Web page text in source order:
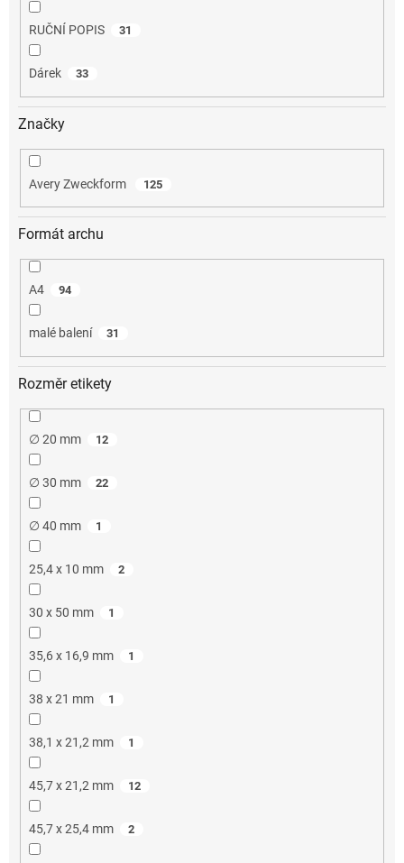
RUČNÍ POPIS 31
Dárek 33
Značky
Avery Zweckform 125
Formát archu
A4 94
malé balení 31
Rozměr etikety
∅ 20 mm 12
∅ 30 mm 22
∅ 40 mm 1
25,4 x 10 mm 2
30 x 50 mm 1
35,6 x 16,9 mm 1
38 x 21 mm 1
38,1 x 21,2 mm 1
45,7 x 21,2 mm 12
45,7 x 25,4 mm 2